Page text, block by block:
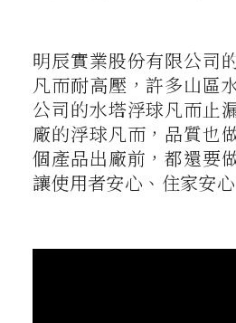
明辰實業股份有限公司
凡而耐高壓，許多山區
公司的水塔浮球凡而止
廠的浮球凡而，品質也
個產品出廠前，都還要
讓使用者安心、住家安心